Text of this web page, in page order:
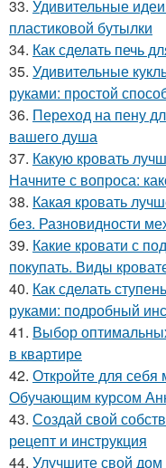
33. Удивительные
пластиковой бутылки
34. Как сделать печь
35. Удивительные
руками: простой
36. Переход на пену
вашего душа
37. Какую кровать
Начните с вопроса:
38. Какая кровать
без. Разновидности
39. Какие кровати с
покупать. Виды
40. Как сделать
руками: подробный
41. Выбор
в квартире
42. Откройте для
Обучающим курсом
43. Создай свой
рецепт и инструкция
44. Улучшите свой